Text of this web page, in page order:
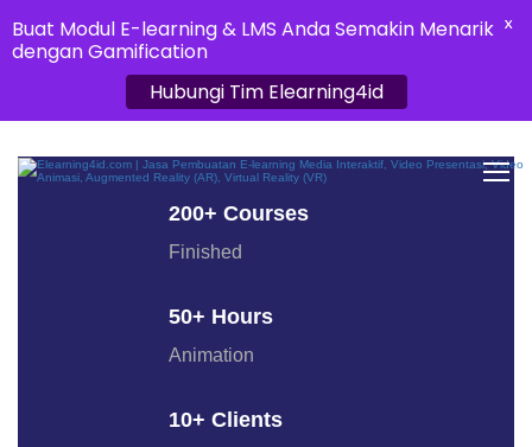
200+ Courses
Finished
50+ Hours
Animation
10+ Clients
Buat Modul E-learning & LMS Anda Semakin Menarik
dengan Gamification
Hubungi Tim Elearning4id
X